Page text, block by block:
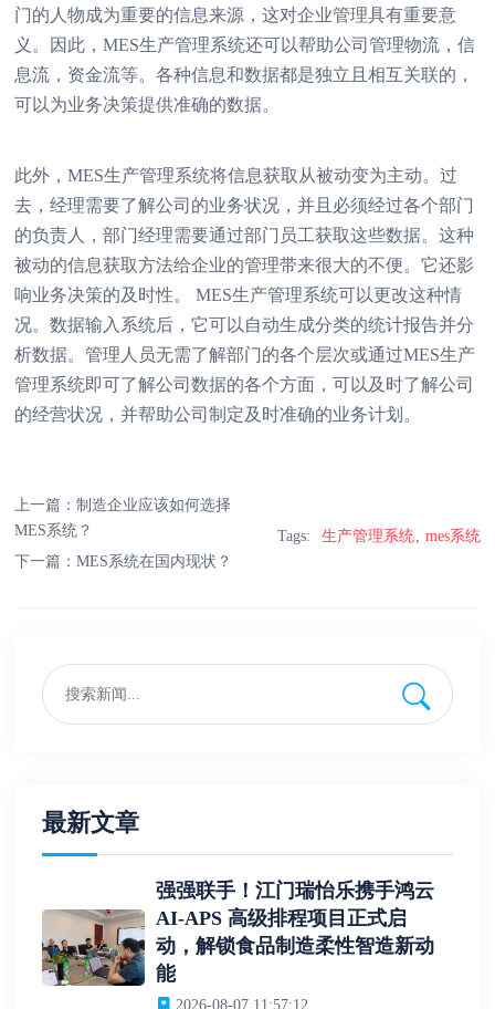
门的人物成为重要的信息来源，这对企业管理具有重要意
义。因此，MES生产管理系统还可以帮助公司管理物流，信
息流，资金流等。各种信息和数据都是独立且相互关联的，
可以为业务决策提供准确的数据。
此外，MES生产管理系统将信息获取从被动变为主动。过
去，经理需要了解公司的业务状况，并且必须经过各个部门
的负责人，部门经理需要通过部门员工获取这些数据。这种
被动的信息获取方法给企业的管理带来很大的不便。它还影
响业务决策的及时性。 MES生产管理系统可以更改这种情
况。数据输入系统后，它可以自动生成分类的统计报告并分
析数据。管理人员无需了解部门的各个层次或通过MES生产
管理系统即可了解公司数据的各个方面，可以及时了解公司
的经营状况，并帮助公司制定及时准确的业务计划。
上一篇：制造企业应该如何选择
MES系统？
下一篇：MES系统在国内现状？
Tags: 生产管理系统 mes系统
最新文章
强强联手！江门瑞怡乐携手鸿云
AI-APS 高级排程项目正式启
动，解锁食品制造柔性智造新动
能
2026-08-07 11:57:12